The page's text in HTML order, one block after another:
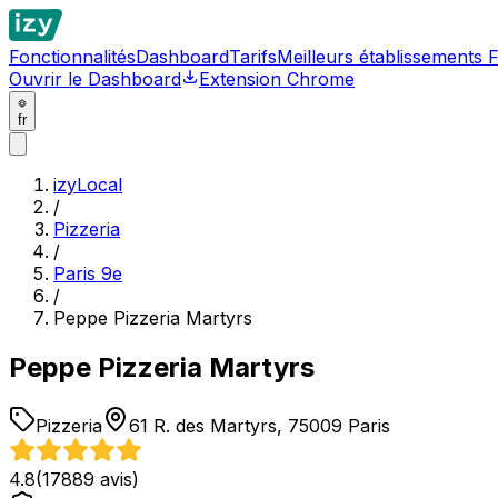
FonctionnalitésDashboardTarifsMeilleurs établissements
Ouvrir le Dashboard
Extension Chrome
fr
izyLocal
/
Pizzeria
/
Paris 9e
/
Peppe Pizzeria Martyrs
Peppe Pizzeria Martyrs
Pizzeria 61 R. des Martyrs, 75009 Paris
4.8(17889 avis)